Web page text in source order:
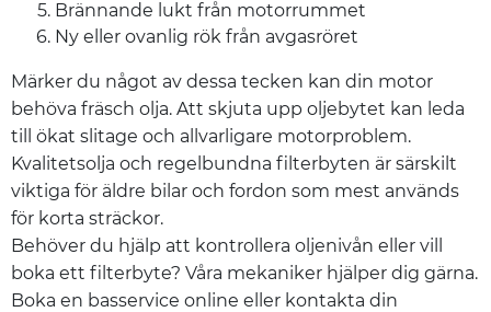
Brännande lukt från motorrummet
Ny eller ovanlig rök från avgasröret
Märker du något av dessa tecken kan din motor
behöva fräsch olja. Att skjuta upp oljebytet kan leda
till ökat slitage och allvarligare motorproblem.
Kvalitetsolja och regelbundna filterbyten är särskilt
viktiga för äldre bilar och fordon som mest används
för korta sträckor.
Behöver du hjälp att kontrollera oljenivån eller vill
boka ett filterbyte? Våra mekaniker hjälper dig gärna.
Boka en basservice online eller kontakta din